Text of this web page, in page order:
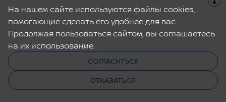
Nissan | Aurore Auto – официальный дилер Ниссан в Санкт-
Петербурге. Купить новые Кашкай, Х-Трейл, Мурано, Террано,
Патфайндер в автосалоне Nissan. В наличии новые авто и Ниссан с
пробегом по выгодным ценам. Тест-драйв перед покупкой, Nissan в
кредит с минимальным взносом и прием авто по программе трейд-
ин. Запись на сервис онлайн, сервис, ремонт, регулярное
техническое обслуживание и оригинальные запчасти.
Официальный дилер Ниссан
На нашем сайте используются файлы cookies,
помогающие сделать его удобнее для вас.
Продолжая пользоваться сайтом, вы соглашаетесь
на их использование.
СОГЛАСИТЬСЯ
ОТКАЗАТЬСЯ
на тест-